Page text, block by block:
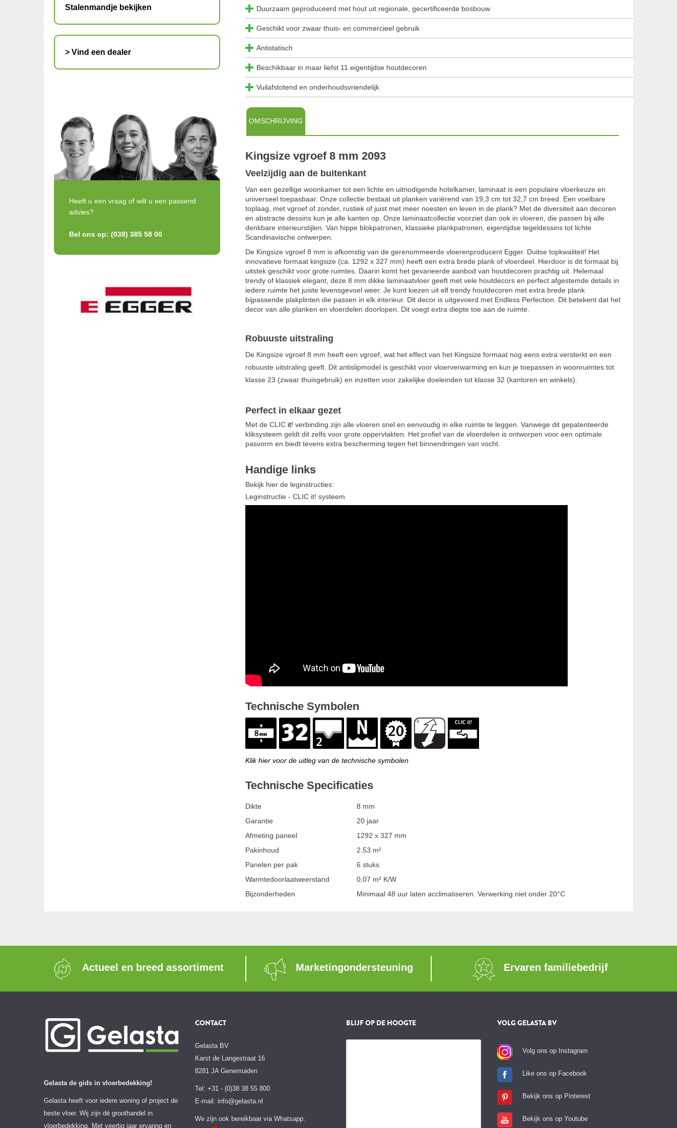
Stalenmandje bekijken
> Vind een dealer
Heeft u een vraag of wilt u een passend
advies?
Bel ons op: (038) 385 58 00
Duurzaam geproduceerd met hout uit regionale, gecertificeerde bosbouw
Geschikt voor zwaar thuis- en commercieel gebruik
Antistatisch
Beschikbaar in maar liefst 11 eigentijdse houtdecoren
Vuilafstotend en onderhoudsvriendelijk
OMSCHRIJVING
Kingsize vgroef 8 mm 2093
Veelzijdig aan de buitenkant
Van een gezellige woonkamer tot een lichte en uitnodigende hotelkamer, laminaat is een populaire vloerkeuze en
universeel toepasbaar. Onze collectie bestaat uit planken variërend van 19,3 cm tot 32,7 cm breed. Een voelbare
toplaag, met vgroef of zonder, rustiek of juist met meer noesten en leven in de plank? Met de diversiteit aan decoren
en abstracte dessins kun je alle kanten op. Onze laminaatcollectie voorziet dan ook in vloeren, die passen bij alle
denkbare interieurstijlen. Van hippe blokpatronen, klassieke plankpatronen, eigentijdse tegeldessins tot lichte
Scandinavische ontwerpen.
De Kingsize vgroef 8 mm is afkomstig van de gerenommeerde vloerenproducent Egger. Duitse topkwaliteit! Het
innovatieve formaat kingsize (ca. 1292 x 327 mm) heeft een extra brede plank of vloerdeel. Hierdoor is dit formaat bij
uitstek geschikt voor grote ruimtes. Daarin komt het gevarieerde aanbod van houtdecoren prachtig uit. Helemaal
trendy of klassiek elegant, deze 8 mm dikke laminaatvloer geeft met vele houtdecors en perfect afgestemde details in
iedere ruimte het juiste levensgevoel weer. Je kunt kiezen uit elf trendy houtdecoren met extra brede plank
bijpassende plakplinten die passen in elk interieur. Dit decor is uitgevoerd met Endless Perfection. Dit betekent dat het
decor van alle planken en vloerdelen doorlopen. Dit voegt extra diepte toe aan de ruimte.
Robuuste uitstraling
De Kingsize vgroef 8 mm heeft een vgroef, wat het effect van het Kingsize formaat nog eens extra versterkt en een
robuuste uitstraling geeft. Dit antislipmodel is geschikt voor vloerverwarming en kun je toepassen in woonruimtes tot
klasse 23 (zwaar thuisgebruik) en inzetten voor zakelijke doeleinden tot klasse 32 (kantoren en winkels).
Perfect in elkaar gezet
Met de CLICit! verbinding zijn alle vloeren snel en eenvoudig in elke ruimte te leggen. Vanwege dit gepatenteerde
kliksysteem geldt dit zelfs voor grote oppervlakten. Het profiel van de vloerdelen is ontworpen voor een optimale
pasvorm en biedt tevens extra bescherming tegen het binnendringen van vocht.
Handige links
Bekijk hier de leginstructies:
Leginstructie - CLIC it! systeem
Technische Symbolen
Klik hier voor de uitleg van de technische symbolen
Technische Specificaties
Dikte
8 mm
Garantie
20 jaar
Afmeting paneel
1292 x 327 mm
Pakinhoud
2.53 m²
Panelen per pak
6 stuks
Warmtedoorlaatweerstand
0,07 m² K/W
Bijzonderheden
Minimaal 48 uur laten acclimatiseren. Verwerking niet onder 20°C
Actueel en breed assortiment Marketingondersteuning Ervaren familiebedrijf
Gelasta de gids in vloerbedekking!
Gelasta heeft voor iedere woning of project de
beste vloer. Wij zijn dé groothandel in
vloerbedekking. Met veertig jaar ervaring en
CONTACT
Gelasta BV
Karst de Langestraat 16
8281 JA Genemuiden
Tel: +31 - (0)38 38 55 800
E-mail: info@gelasta.nl
We zijn ook bereikbaar via Whatsapp:
BLIJF OP DE HOOGTE VOLG GELASTA BV
Volg ons op Instagram
Like ons op Facebook
Bekijk ons op Pinterest
Bekijk ons op Youtube